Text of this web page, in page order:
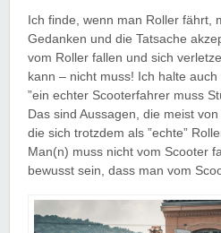
Ich finde, wenn man Roller fährt,
Gedanken und die Tatsache
vom Roller fallen und sich
kann – nicht muss! Ich halte
”ein echter Scooterfahrer muss
Das sind Aussagen, die meist von
die sich trotzdem als ”echte”
Man(n) muss nicht vom Scooter
bewusst sein, dass man vom